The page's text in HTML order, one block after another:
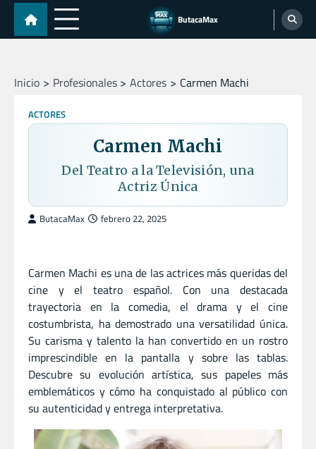
Skip
content
ButacaMax
Inicio Profesionales Actores Carmen Machi
ACTORES
Carmen Machi
Del Teatro a la Televisión, una
Actriz Única
ButacaMax febrero 22, 2025
Carmen Machi es una de las actrices más queridas del
cine y el teatro español. Con una destacada
trayectoria en la comedia, el drama y el cine
costumbrista, ha demostrado una versatilidad única.
Su carisma y talento la han convertido en un rostro
imprescindible en la pantalla y sobre las tablas.
Descubre su evolución artística, sus papeles más
emblemáticos y cómo ha conquistado al público con
su autenticidad y entrega interpretativa.